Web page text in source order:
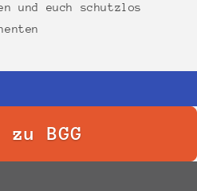
und euch schutzlos
BGG